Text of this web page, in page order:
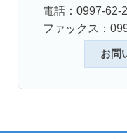
電話：0997-62-
ファックス：
お問